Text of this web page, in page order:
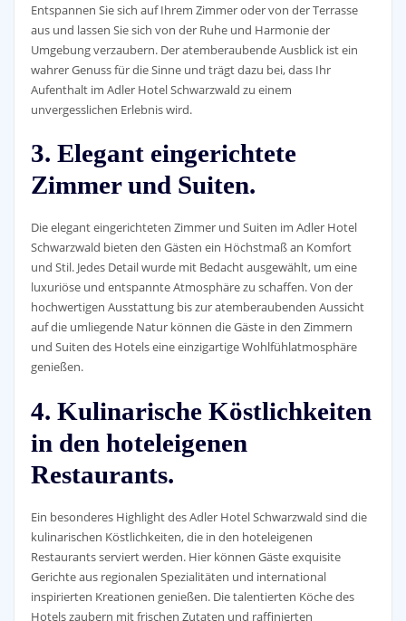
Entspannen Sie sich auf Ihrem Zimmer oder von der Terrasse
aus und lassen Sie sich von der Ruhe und Harmonie der
Umgebung verzaubern. Der atemberaubende Ausblick ist ein
wahrer Genuss für die Sinne und trägt dazu bei, dass Ihr
Aufenthalt im Adler Hotel Schwarzwald zu einem
unvergesslichen Erlebnis wird.
3. Elegant eingerichtete
Zimmer und Suiten.
Die elegant eingerichteten Zimmer und Suiten im Adler Hotel
Schwarzwald bieten den Gästen ein Höchstmaß an Komfort
und Stil. Jedes Detail wurde mit Bedacht ausgewählt, um eine
luxuriöse und entspannte Atmosphäre zu schaffen. Von der
hochwertigen Ausstattung bis zur atemberaubenden Aussicht
auf die umliegende Natur können die Gäste in den Zimmern
und Suiten des Hotels eine einzigartige Wohlfühlatmosphäre
genießen.
4. Kulinarische Köstlichkeiten
in den hoteleigenen
Restaurants.
Ein besonderes Highlight des Adler Hotel Schwarzwald sind die
kulinarischen Köstlichkeiten, die in den hoteleigenen
Restaurants serviert werden. Hier können Gäste exquisite
Gerichte aus regionalen Spezialitäten und international
inspirierten Kreationen genießen. Die talentierten Köche des
Hotels zaubern mit frischen Zutaten und raffinierten